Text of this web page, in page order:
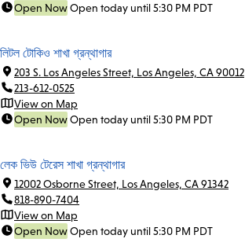
Open NowOpen today until 5:30 PM PDT
লিটল টোকিও শাখা গ্রন্থাগার
203 S. Los Angeles Street, Los Angeles, CA 90012
213-612-0525
View on Map
Open NowOpen today until 5:30 PM PDT
লেক ভিউ টেরেস শাখা গ্রন্থাগার
12002 Osborne Street, Los Angeles, CA 91342
818-890-7404
View on Map
Open NowOpen today until 5:30 PM PDT